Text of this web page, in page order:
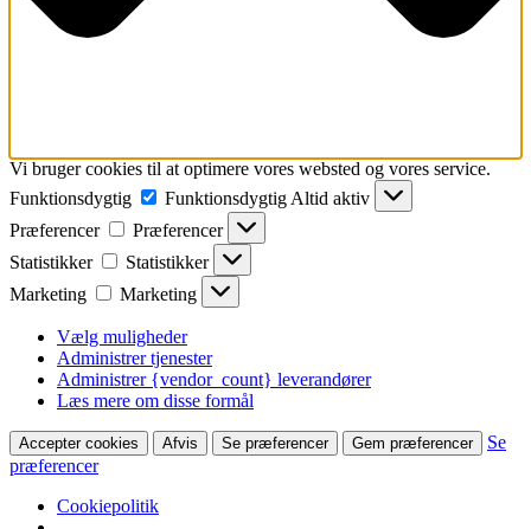
Vi bruger cookies til at optimere vores websted og vores service.
Funktionsdygtig
Funktionsdygtig Altid aktiv
Præferencer
Præferencer
Statistikker
Statistikker
Marketing
Marketing
Vælg muligheder
Administrer tjenester
Administrer {vendor_count} leverandører
Læs mere om disse formål
Accepter cookies Afvis Se præferencer Gem præferencer
Se
præferencer
Cookiepolitik